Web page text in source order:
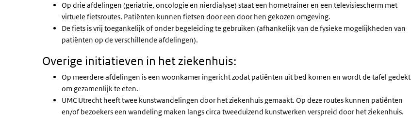
Op drie afdelingen (geriatrie, oncologie en nierdialyse) staat een hometrainer en een televisiescherm met
virtuele fietsroutes. Patiënten kunnen fietsen door een door hen gekozen omgeving.
De fiets is vrij toegankelijk of onder begeleiding te gebruiken (afhankelijk van de fysieke mogelijkheden van
patiënten op de verschillende afdelingen).
Overige initiatieven in het ziekenhuis:
Op meerdere afdelingen is een woonkamer ingericht zodat patiënten uit bed komen en wordt de tafel gedekt
om gezamenlijk te eten.
UMC Utrecht heeft twee kunstwandelingen door het ziekenhuis gemaakt. Op deze routes kunnen patiënten
en/of bezoekers een wandeling maken langs circa tweeduizend kunstwerken verspreid door het ziekenhuis.